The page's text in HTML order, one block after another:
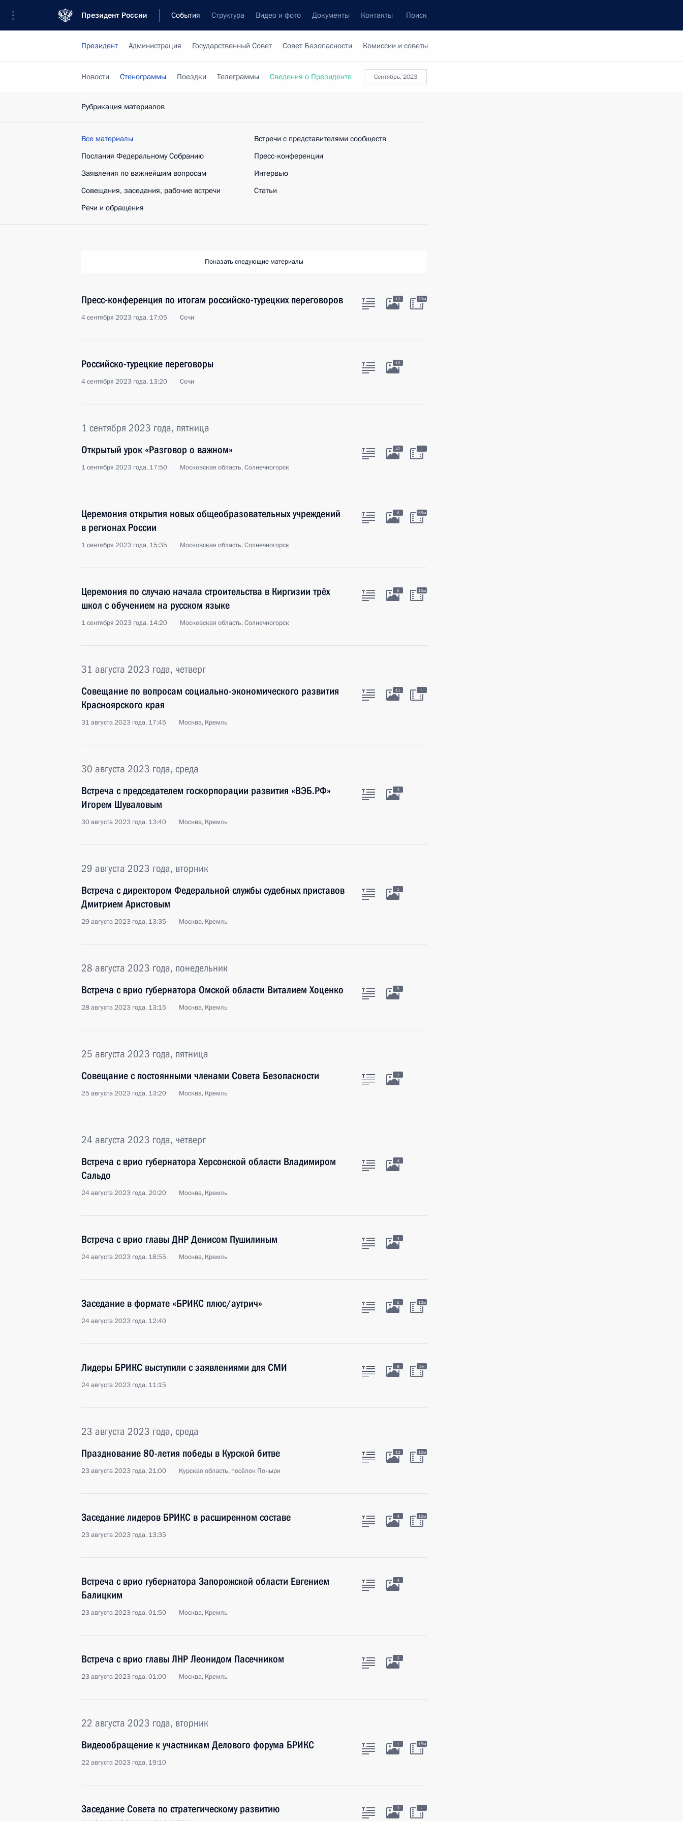
Президент России События Структура Видео и фото Документы Контакты Поиск
Президент Администрация Государственный Совет Совет Безопасности Комиссии и советы
сентябрь, 2023
Новости Стенограммы Поездки Телеграммы Сведения о Президенте
Рубрикация материалов
Все материалы
Послания Федеральному Собранию
Заявления по важнейшим вопросам
Совещания, заседания, рабочие встречи
Речи и обращения
Встречи с представителями сообществ
Пресс-конференции
Интервью
Статьи
Показать следующие материалы
Пресс-конференция по итогам российско-турецких переговоров
4 сентября 2023 года, 17:05 Сочи
12 29м
Российско-турецкие переговоры
4 сентября 2023 года, 13:20 Сочи
16
1 сентября 2023 года, пятница
Открытый урок «Разговор о важном»
1 сентября 2023 года, 17:50 Московская область, Солнечногорск
42 :
Церемония открытия новых общеобразовательных учреждений
в регионах России
1 сентября 2023 года, 15:35 Московская область, Солнечногорск
6 55м
Церемония по случаю начала строительства в Киргизии трёх
школ с обучением на русском языке
1 сентября 2023 года, 14:20 Московская область, Солнечногорск
5 15м
31 августа 2023 года, четверг
Совещание по вопросам социально-экономического развития
Красноярского края
31 августа 2023 года, 17:45 Москва, Кремль
11 :
30 августа 2023 года, среда
Встреча с председателем госкорпорации развития «ВЭБ.РФ»
Игорем Шуваловым
30 августа 2023 года, 13:40 Москва, Кремль
3
29 августа 2023 года, вторник
Встреча с директором Федеральной службы судебных приставов
Дмитрием Аристовым
29 августа 2023 года, 13:35 Москва, Кремль
1
28 августа 2023 года, понедельник
Встреча с врио губернатора Омской области Виталием Хоценко
28 августа 2023 года, 13:15 Москва, Кремль
5
25 августа 2023 года, пятница
Совещание с постоянными членами Совета Безопасности
25 августа 2023 года, 13:20 Москва, Кремль
1
24 августа 2023 года, четверг
Встреча с врио губернатора Херсонской области Владимиром
Сальдо
24 августа 2023 года, 20:20 Москва, Кремль
4
Встреча с врио главы ДНР Денисом Пушилиным
24 августа 2023 года, 18:55 Москва, Кремль
4
Заседание в формате «БРИКС плюс/аутрич»
24 августа 2023 года, 12:40
5 12м
Лидеры БРИКС выступили с заявлениями для СМИ
24 августа 2023 года, 11:15
8 3м
23 августа 2023 года, среда
Празднование 80-летия победы в Курской битве
23 августа 2023 года, 21:00 Курская область, посёлок Поныри
12 12м
Заседание лидеров БРИКС в расширенном составе
23 августа 2023 года, 13:35
4 12м
Встреча с врио губернатора Запорожской области Евгением
Балицким
23 августа 2023 года, 01:50 Москва, Кремль
4
Встреча с врио главы ЛНР Леонидом Пасечником
23 августа 2023 года, 01:00 Москва, Кремль
3
22 августа 2023 года, вторник
Видеообращение к участникам Делового форума БРИКС
22 августа 2023 года, 19:10
1 15м
Заседание Совета по стратегическому развитию
3 :